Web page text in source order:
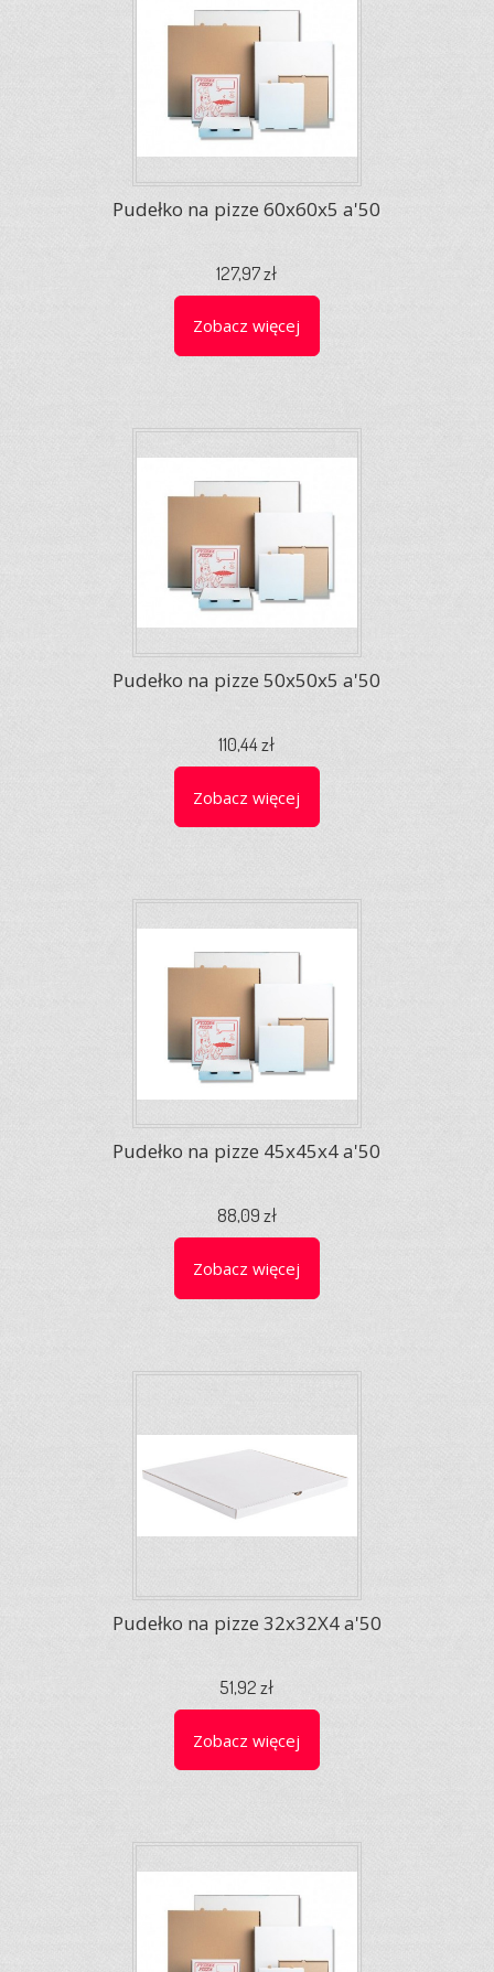
Pudełko na pizze 60x60x5 a'50
127,97 zł
Zobacz więcej
Pudełko na pizze 50x50x5 a'50
110,44 zł
Zobacz więcej
Pudełko na pizze 45x45x4 a'50
88,09 zł
Zobacz więcej
Pudełko na pizze 32x32X4 a'50
51,92 zł
Zobacz więcej